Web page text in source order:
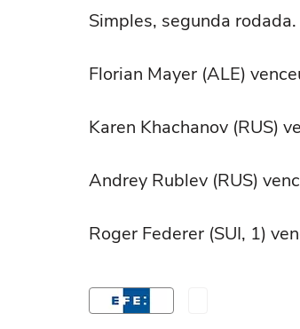
Simples, segunda rodada.
Florian Mayer (ALE)
Karen Khachanov (RUS)
Andrey Rublev (RUS)
Roger Federer (SUI, 1)